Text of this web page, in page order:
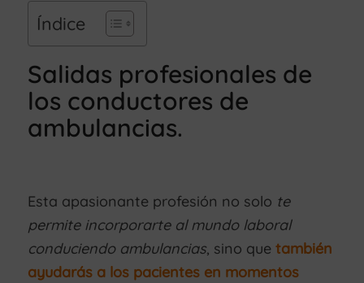
Índice
Salidas profesionales de
los conductores de
ambulancias.
Esta apasionante profesión no solo te
permite incorporarte al mundo laboral
conduciendo ambulancias, sino que también
ayudarás a los pacientes en momentos